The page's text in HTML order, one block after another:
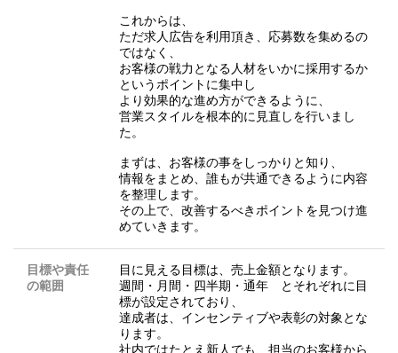
これからは、
ただ求人広告を利用頂き、応募数を集めるの
ではなく、
お客様の戦力となる人材をいかに採用するか
というポイントに集中し
より効果的な進め方ができるように、
営業スタイルを根本的に見直しを行いまし
た。
まずは、お客様の事をしっかりと知り、
情報をまとめ、誰もが共通できるように内容
を整理します。
その上で、改善するべきポイントを見つけ進
めていきます。
目標や責任
の範囲
目に見える目標は、売上金額となります。
週間・月間・四半期・通年 とそれぞれに目
標が設定されており、
達成者は、インセンティブや表彰の対象とな
ります。
社内ではたとえ新人でも、担当のお客様から